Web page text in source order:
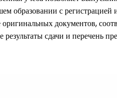
с регистрацией
документов,
сдачи и перечень